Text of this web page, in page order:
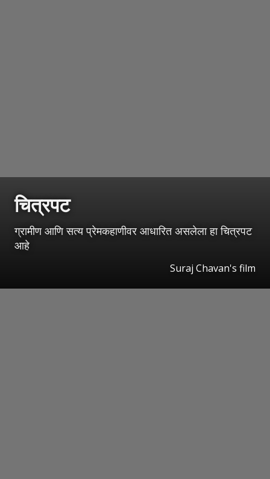
चित्रपट
ग्रामीण आणि सत्य प्रेमकहाणीवर आधारित असलेला हा चित्रपट
आहे
Suraj Chavan's film